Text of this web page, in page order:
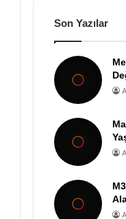
Son Yazılar